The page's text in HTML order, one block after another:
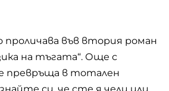
проличава във втория роман
на тъгата“. Още с
превръща в тотален